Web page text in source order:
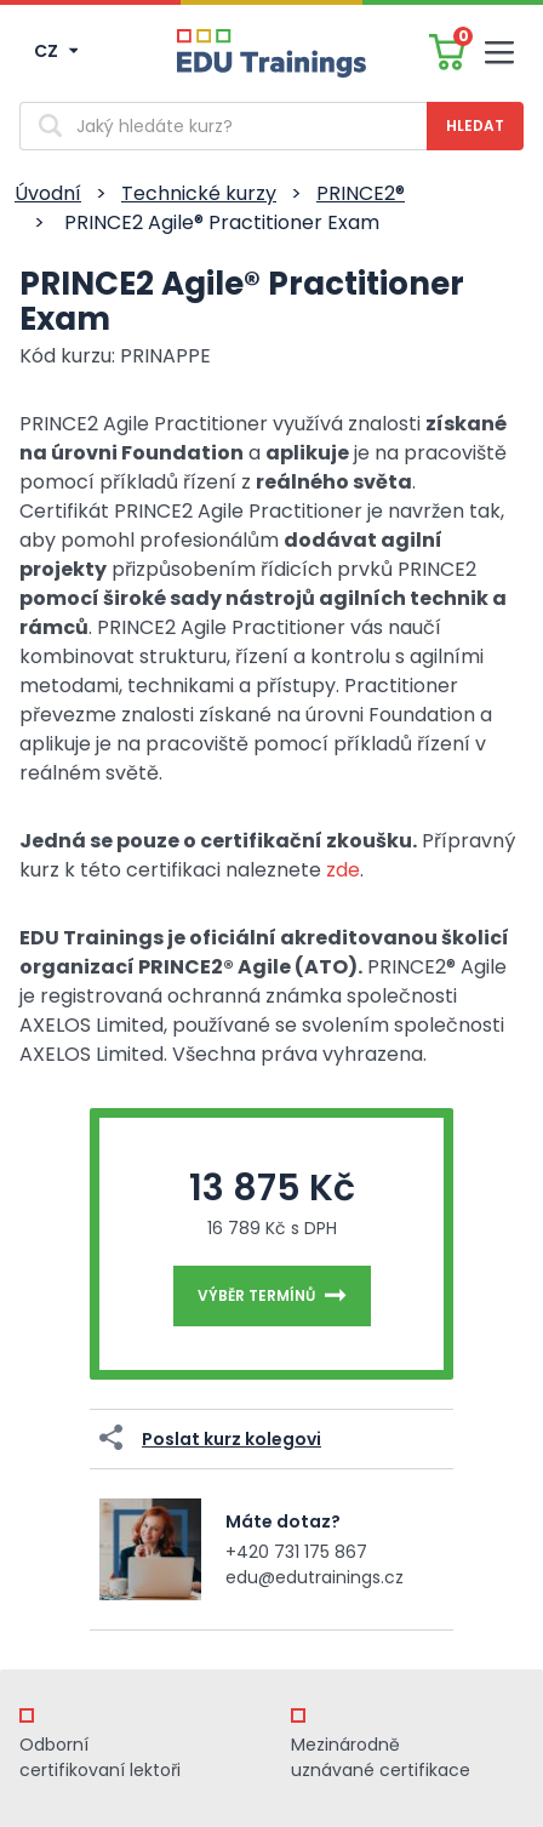
CZ
0
Vyhledávání
Úvodní > Technické kurzy >
PRINCE2®
>
PRINCE2 Agile® Practitioner Exam
PRINCE2 Agile® Practitioner
Exam
Kód kurzu: PRINAPPE
PRINCE2 Agile Practitioner využívá znalosti získané
na úrovni Foundation a aplikujeje na pracoviště
pomocí příkladů řízení z reálného světa.
Certifikát PRINCE2 Agile Practitioner je navržen tak,
aby pomohl profesionálům dodávat agilní
projekty přizpůsobením řídicích prvků PRINCE2
pomocí široké sady nástrojů agilních technik a
rámců. PRINCE2 Agile Practitioner vás naučí
kombinovat strukturu, řízení a kontrolu s agilními
metodami, technikami a přístupy. Practitioner
převezme znalosti získané na úrovni Foundation a
aplikuje je na pracoviště pomocí příkladů řízení v
reálném světě.
Jedná se pouze o certifikační zkoušku. Přípravný
kurz k této certifikaci naleznete zde.
EDU Trainings je oficiální akreditovanou školicí
organizací PRINCE2® Agile (ATO). PRINCE2® Agile
je registrovaná ochranná známka společnosti
AXELOS Limited, používané se svolením společnosti
AXELOS Limited. Všechna práva vyhrazena.
13 875 Kč
16 789 Kč s DPH
VÝBĚR TERMÍNŮ
Poslat kurz kolegovi
Máte dotaz?
+420 731 175 867
edu@edutrainings.cz
Odborní
certifikovaní lektoři
Mezinárodně
uznávané certifikace